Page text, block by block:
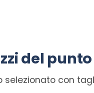
del
selezionato con